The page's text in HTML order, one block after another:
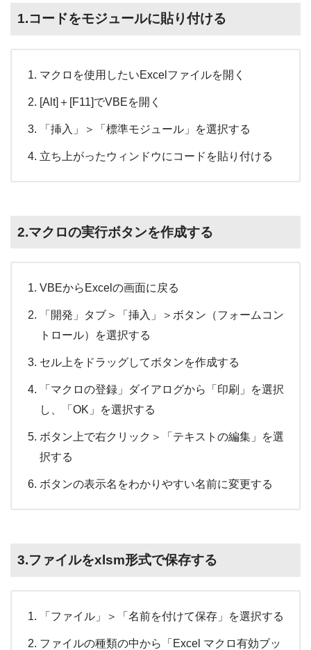
1.コードをモジュールに貼り付ける
マクロを使用したいExcelファイルを開く
[Alt]＋[F11]でVBEを開く
「挿入」＞「標準モジュール」を選択する
立ち上がったウィンドウにコードを貼り付ける
2.マクロの実行ボタンを作成する
VBEからExcelの画面に戻る
「開発」タブ＞「挿入」＞ボタン（フォームコン
トロール）を選択する
セル上をドラッグしてボタンを作成する
「マクロの登録」ダイアログから「印刷」を選択
し、「OK」を選択する
ボタン上で右クリック＞「テキストの編集」を選
択する
ボタンの表示名をわかりやすい名前に変更する
3.ファイルをxlsm形式で保存する
「ファイル」＞「名前を付けて保存」を選択する
ファイルの種類の中から「Excel マクロ有効ブッ